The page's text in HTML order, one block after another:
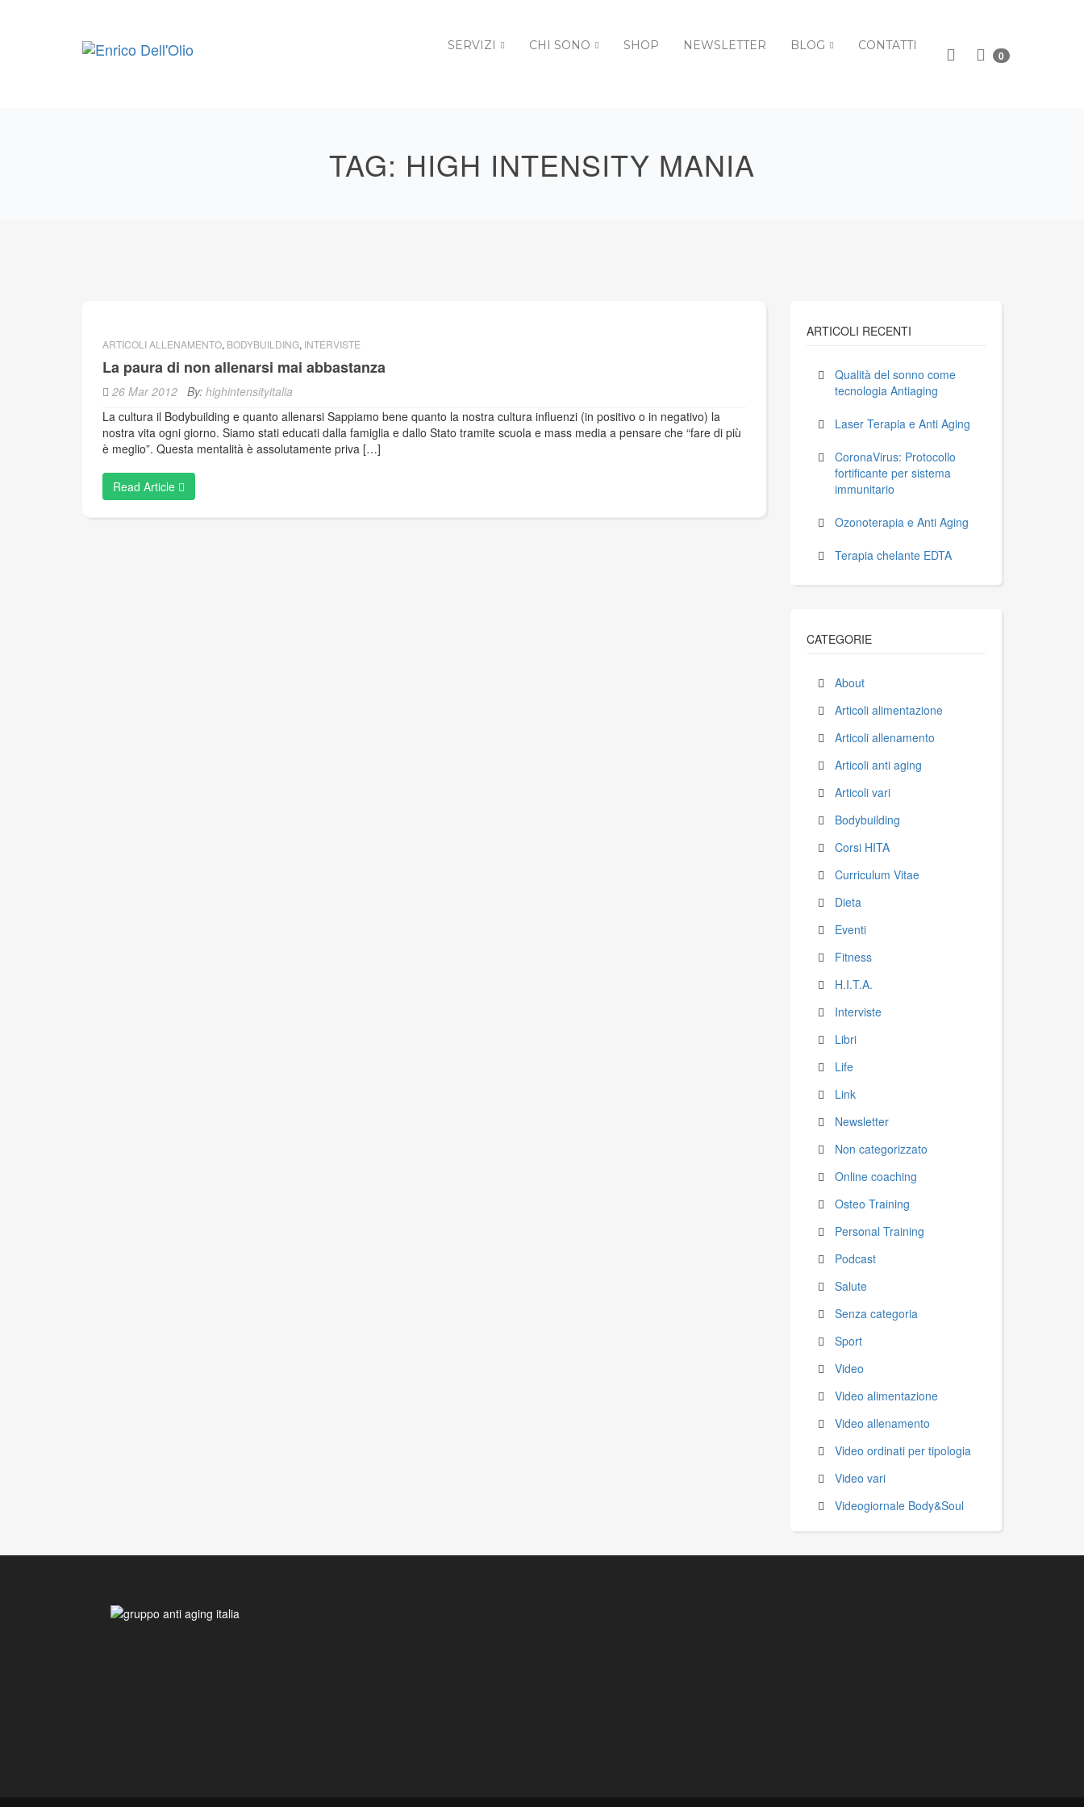
SERVIZI CHI SONO SHOP NEWSLETTER BLOG CONTATTI
0
TAG: HIGH INTENSITY MANIA
ARTICOLI ALLENAMENTO, BODYBUILDING, INTERVISTE
La paura di non allenarsi mai abbastanza
26 Mar 2012 By: highintensityitalia
La cultura il Bodybuilding e quanto allenarsi Sappiamo bene quanto la nostra cultura influenzi (in positivo o in negativo) la
nostra vita ogni giorno. Siamo stati educati dalla famiglia e dallo Stato tramite scuola e mass media a pensare che “fare di più
è meglio”. Questa mentalità è assolutamente priva […]
Read Article
ARTICOLI RECENTI
Qualità del sonno come
tecnologia Antiaging
Laser Terapia e Anti Aging
CoronaVirus: Protocollo
fortificante per sistema
immunitario
Ozonoterapia e Anti Aging
Terapia chelante EDTA
CATEGORIE
About
Articoli alimentazione
Articoli allenamento
Articoli anti aging
Articoli vari
Bodybuilding
Corsi HITA
Curriculum Vitae
Dieta
Eventi
Fitness
H.I.T.A.
Interviste
Libri
Life
Link
Newsletter
Non categorizzato
Online coaching
Osteo Training
Personal Training
Podcast
Salute
Senza categoria
Sport
Video
Video alimentazione
Video allenamento
Video ordinati per tipologia
Video vari
Videogiornale Body&Soul